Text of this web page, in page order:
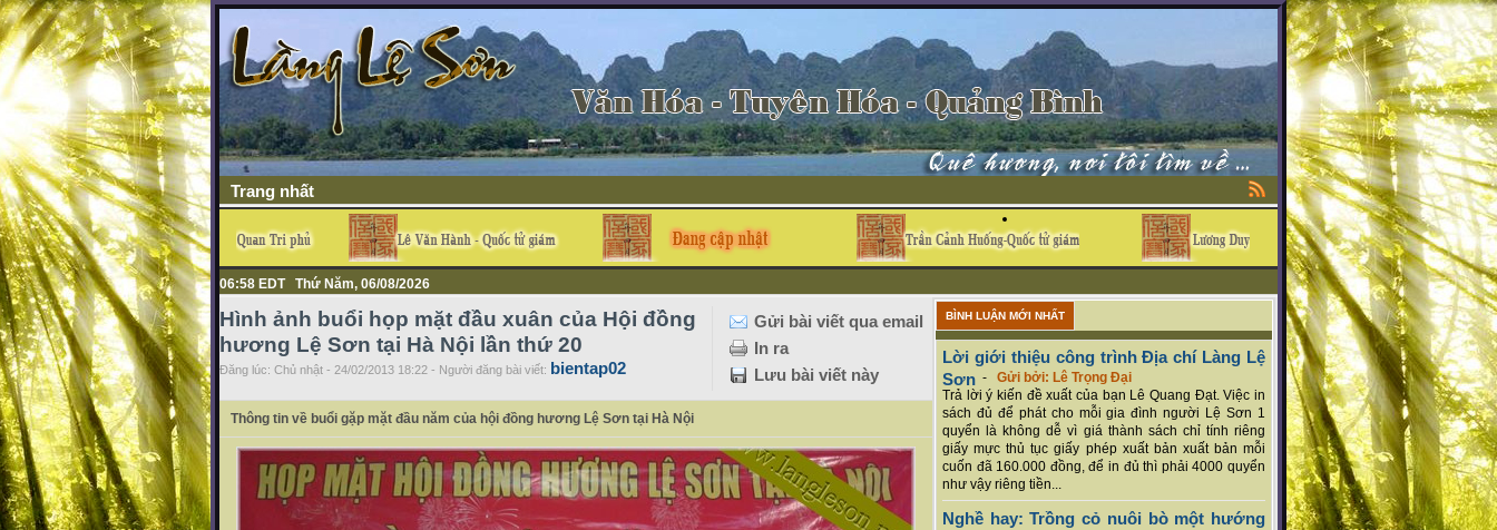
Trang nhất
06:58 EDT Thứ Năm, 06/08/2026
Gửi bài viết qua email
In ra
Lưu bài viết này
Hình ảnh buổi họp mặt đầu xuân của Hội đồng
hương Lệ Sơn tại Hà Nội lần thứ 20
Đăng lúc: Chủ nhật - 24/02/2013 18:22 - Người đăng bài viết: bientap02
Thông tin về buổi gặp mặt đầu năm của hội đồng hương Lệ Sơn tại Hà Nội
BÌNH LUẬN MỚI NHẤT
Lời giới thiệu công trình Địa chí Làng Lệ
Sơn - Gửi bởi: Lê Trọng Đại
Trả lời ý kiến đề xuất của bạn Lê Quang Đạt. Việc in
sách đủ để phát cho mỗi gia đình người Lệ Sơn 1
quyển là không dễ vì giá thành sách chỉ tính riêng
giấy mực thủ tục giấy phép xuất bản xuất bản mỗi
cuốn đã 160.000 đồng, để in đủ thì phải 4000 quyển
như vậy riêng tiền...
Nghề hay: Trồng cỏ nuôi bò một hướng